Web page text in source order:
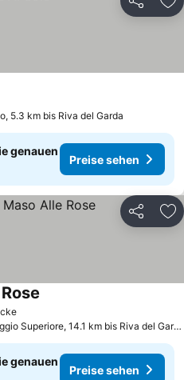
Teilen
5.3 km bis Riva del Garda
genauen
Preise sehen
Teilen
Preise sehen
Superiore, 14.1 km bis Riva del Garda
genauen
Preise sehen